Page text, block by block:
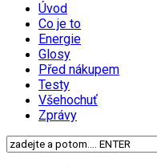
Úvod
Co je to
Energie
Glosy
Před nákupem
Testy
Všehochuť
Zprávy